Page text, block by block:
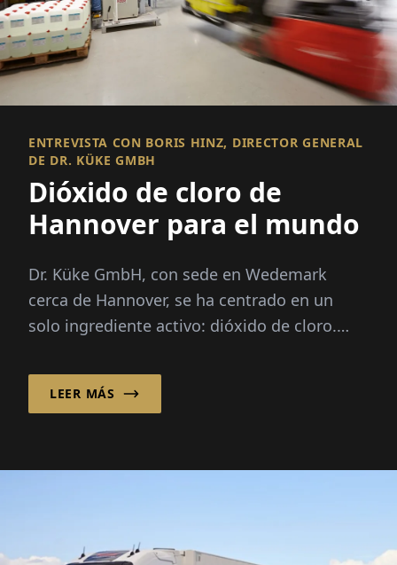
ENTREVISTA CON BORIS HINZ, DIRECTOR GENERAL
DE DR. KÜKE GMBH
Dióxido de cloro de
Hannover para el mundo
Dr. Küke GmbH, con sede en Wedemark
cerca de Hannover, se ha centrado en un
solo ingrediente activo: dióxido de cloro.
industrias..
LEER MÁS